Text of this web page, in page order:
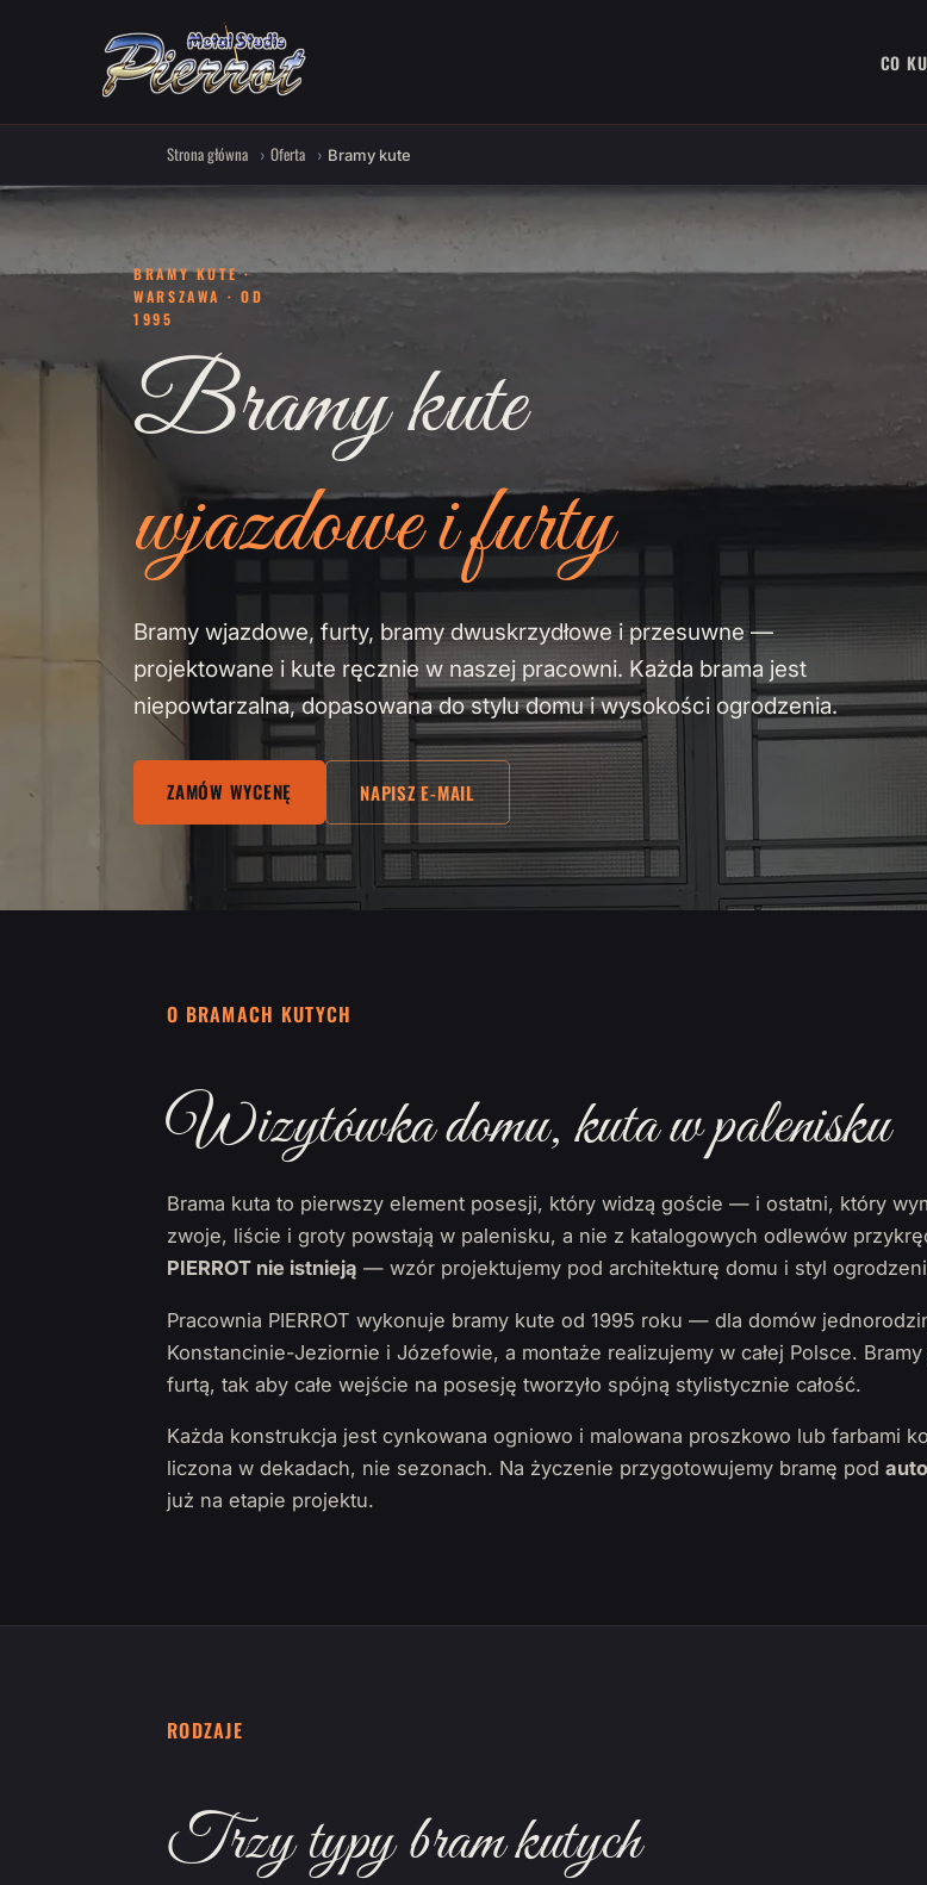
CO
Strona główna Oferta Bramy kute
BRAMY KUTE ·
WARSZAWA · OD
1995
Bramy kute
wjazdowe i furty
Bramy wjazdowe, furty, bramy dwuskrzydłowe i przesuwne —
projektowane i kute ręcznie w naszej pracowni. Każda brama jest
niepowtarzalna, dopasowana do stylu domu i wysokości ogrodzenia.
ZAMÓW WYCENĘ NAPISZ E-MAIL
O BRAMACH KUTYCH
Wizytówka domu, kuta w palenisku
Brama kuta to pierwszy element posesji, który widzą goście — i ostatni, który
zwoje, liście i groty powstają w palenisku, a nie z katalogowych odlewów
PIERROT nie istnieją — wzór projektujemy pod architekturę domu i styl
Pracownia PIERROT wykonuje bramy kute od 1995 roku — dla domów
Konstancinie-Jeziornie i Józefowie, a montaże realizujemy w całej Polsce.
furtą, tak aby całe wejście na posesję tworzyło spójną stylistycznie całość.
Każda konstrukcja jest cynkowana ogniowo i malowana proszkowo lub farbami
liczona w dekadach, nie sezonach. Na życzenie przygotowujemy bramę pod
już na etapie projektu.
RODZAJE
Trzy typy bram kutych